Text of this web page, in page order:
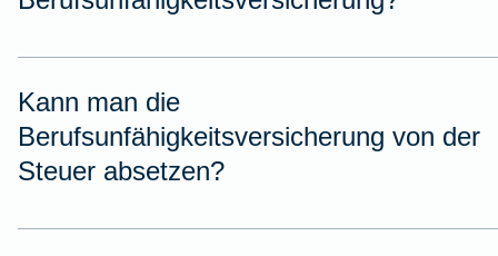
Kann man die
Berufsunfähigkeitsversicherung von der
Steuer absetzen?